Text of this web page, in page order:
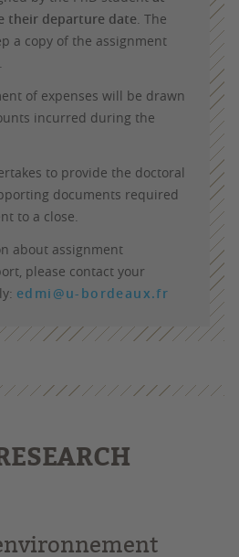
their departure date. The
a copy of the assignment
of expenses will be drawn
incurred during the
to provide the doctoral
documents required
to a close.
about assignment
please contact your
edmi@u-bordeaux.fr